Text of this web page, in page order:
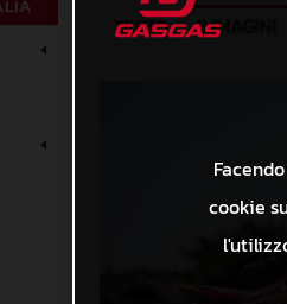
TESTO IMMAGINI
cookie